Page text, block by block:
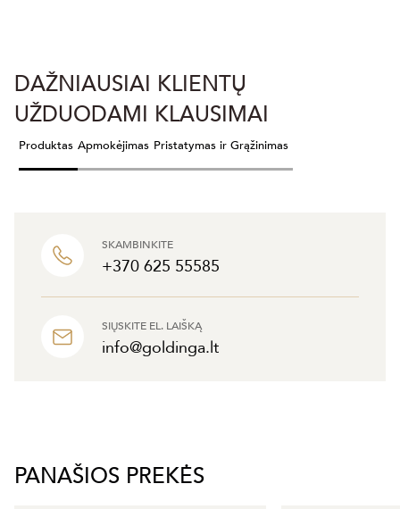
SKAMBINKITE
+370 625 55585
SIŲSKITE EL. LAIŠKĄ
info@goldinga.lt
DAŽNIAUSIAI KLIENTŲ
UŽDUODAMI KLAUSIMAI
Produktas Apmokėjimas Pristatymas ir Grąžinimas
PANAŠIOS PREKĖS